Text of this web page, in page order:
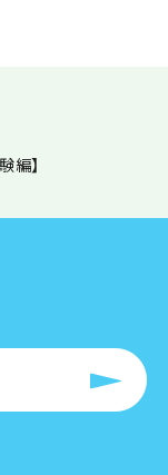
編】